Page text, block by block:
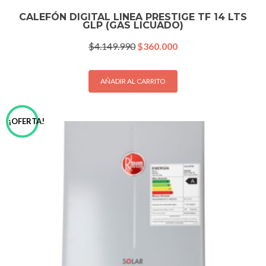
CALEFÓN DIGITAL LINEA PRESTIGE TF 14 LTS
GLP (GAS LICUADO)
$4.149.990 El
original
era:
$4.149.990.
$360.000El
actual
$360.000.
AÑADIR AL CARRITO
¡OFERTA!